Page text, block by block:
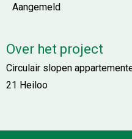
Aangemeld
Over het project
Circulair slopen
21 Heiloo